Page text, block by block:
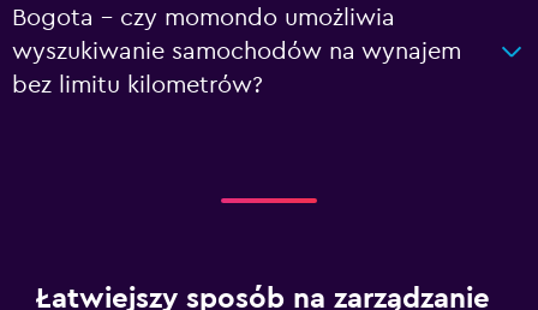
Bogota – czy momondo umożliwia
wyszukiwanie samochodów na wynajem
bez limitu kilometrów?
Łatwiejszy sposób na zarządzanie